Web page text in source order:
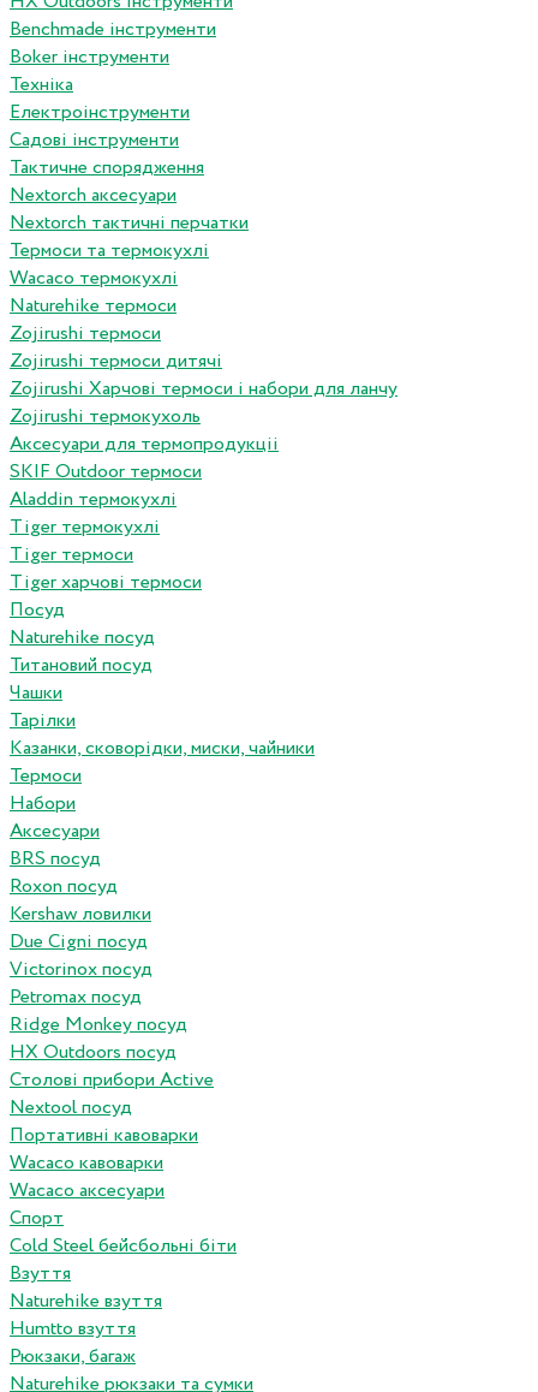
Benchmade інструменти
Boker інструменти
Техніка
Електроінструменти
Садові інструменти
Тактичне спорядження
Nextorch аксесуари
Nextorch тактичні перчатки
Термоси та термокухлі
Wacaco термокухлі
Naturehike термоси
Zojirushi термоси
Zojirushi термоси дитячі
Zojirushi Харчові термоси і набори для ланчу
Zojirushi термокухоль
Аксесуари для термопродукціі
SKIF Outdoor термоси
Aladdin термокухлі
Tiger термокухлі
Tiger термоси
Tiger харчові термоси
Посуд
Naturehike посуд
Титановий посуд
Чашки
Тарілки
Казанки, сковорідки, миски, чайники
Термоси
Набори
Аксесуари
BRS посуд
Roxon посуд
Kershaw ловилки
Due Cigni посуд
Victorinox посуд
Petromax посуд
Ridge Monkey посуд
HX Outdoors посуд
Столові прибори Active
Nextool посуд
Портативні кавоварки
Wacaco кавоварки
Wacaco аксесуари
Спорт
Cold Steel бейсбольні біти
Взуття
Naturehike взуття
Humtto взуття
Рюкзаки, багаж
Naturehike рюкзаки та сумки